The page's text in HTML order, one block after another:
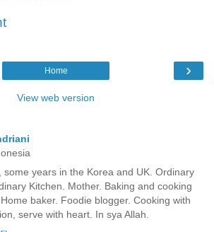
›
Home
View web version
some years in the Korea and UK. Ordinary
Kitchen. Mother. Baking and cooking
baker. Foodie blogger. Cooking with
serve with heart. In sya Allah.